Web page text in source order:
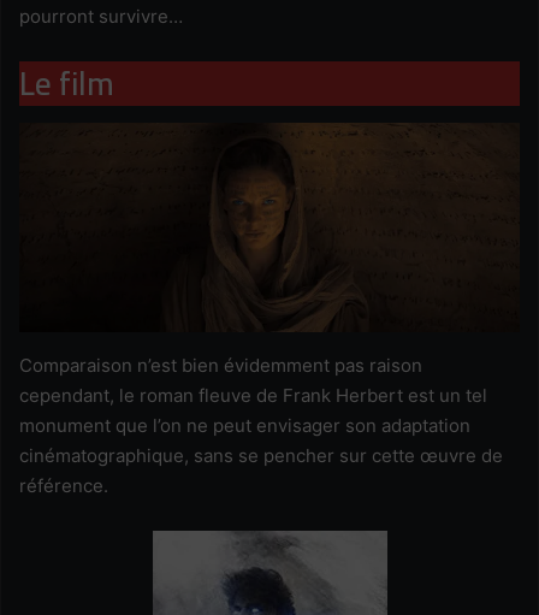
pourront survivre…
Le film
Comparaison n’est bien évidemment pas raison
cependant, le roman fleuve de Frank Herbert est un tel
monument que l’on ne peut envisager son adaptation
cinématographique, sans se pencher sur cette œuvre de
référence.